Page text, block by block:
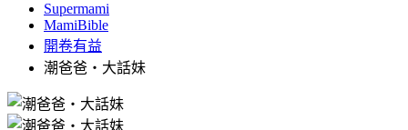
Supermami
MamiBible
開卷有益
潮爸爸‧大話妹